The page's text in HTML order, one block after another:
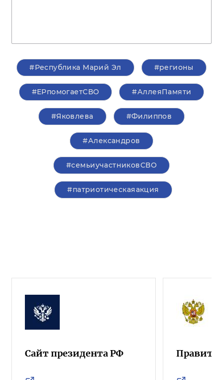
#Республика Марий Эл #регионы
#ЕРпомогаетСВО #АллеяПамяти
#Яковлева #Филиппов
#Александров
#семьиучастниковСВО
#патриотическаяакция
Сайт президента РФ